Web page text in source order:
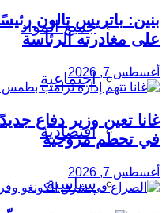
جميع المواد
اجتماعية
اقتصادية
سياسية
على مغادرته الرئاسة
أغسطس 7, 2026
غانا تعين وزير دفاع
في تحطم مروحية
أغسطس 7, 2026